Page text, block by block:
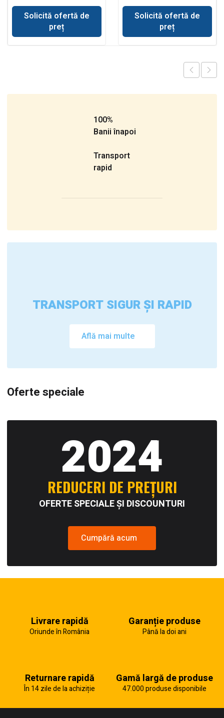
cupa incarcare
Solicită ofertă de
preț
Solicită ofertă de
preț
100%
Banii înapoi
Transport
rapid
TRANSPORT SIGUR ȘI RAPID
Află mai multe
Oferte speciale
2024
REDUCERI DE PREȚURI
OFERTE SPECIALE ȘI DISCOUNTURI
Cumpără acum
Livrare rapidă
Oriunde în România
Garanție produse
Până la doi ani
Returnare rapidă
În 14 zile de la achiziție
Gamă largă de produse
47.000 produse disponibile